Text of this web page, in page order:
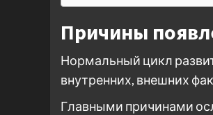
Причины
Нормальный цикл
внутренних, внешних
Главными причинами